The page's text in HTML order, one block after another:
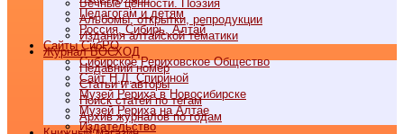
Педагогам и детям
Россия, Сибирь, Алтай
Cайты СибРО
Сибирское Рериховское Общество
Сайт Н.Д. Спириной
Музей Рериха в Новосибирске
Музей Рериха на Алтае
Издательство
Вечные ценности. Поэзия
Альбомы, открытки, репродукции
Издания алтайской тематики
Журнал ВОСХОД
Недавний номер
Статьи и авторы
Поиск статей по тегам
Архив журналов по годам